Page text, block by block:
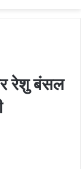
रेशु बंसल